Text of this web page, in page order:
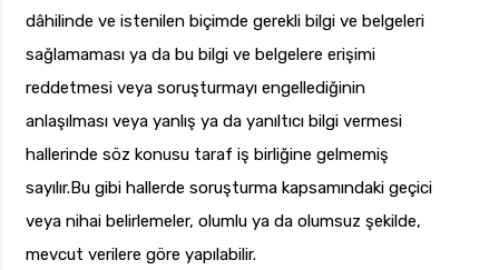
dâhilinde ve istenilen biçimde gerekli bilgi ve belgeleri
sağlamaması ya da bu bilgi ve belgelere erişimi
reddetmesi veya soruşturmayı engellediğinin
anlaşılması veya yanlış ya da yanıltıcı bilgi vermesi
hallerinde söz konusu taraf iş birliğine gelmemiş
sayılır.Bu gibi hallerde soruşturma kapsamındaki geçici
veya nihai belirlemeler, olumlu ya da olumsuz şekilde,
mevcut verilere göre yapılabilir.